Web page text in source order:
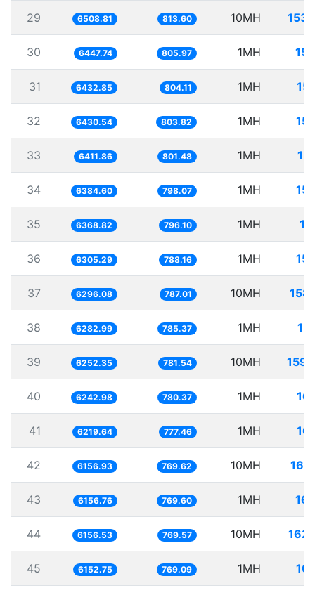
29 6508.81 813.60 10MH
30 6447.74 805.97 1MH
31 6432.85 804.11 1MH
32 6430.54 803.82 1MH
33 6411.86 801.48 1MH
34 6384.60 798.07 1MH
35 6368.82 796.10 1MH
36 6305.29 788.16 1MH
37 6296.08 787.01 10MH
38 6282.99 785.37 1MH
39 6252.35 781.54 10MH
40 6242.98 780.37 1MH
41 6219.64 777.46 1MH
42 6156.93 769.62 10MH
43 6156.76 769.60 1MH
44 6156.53 769.57 10MH
45 6152.75 769.09 1MH